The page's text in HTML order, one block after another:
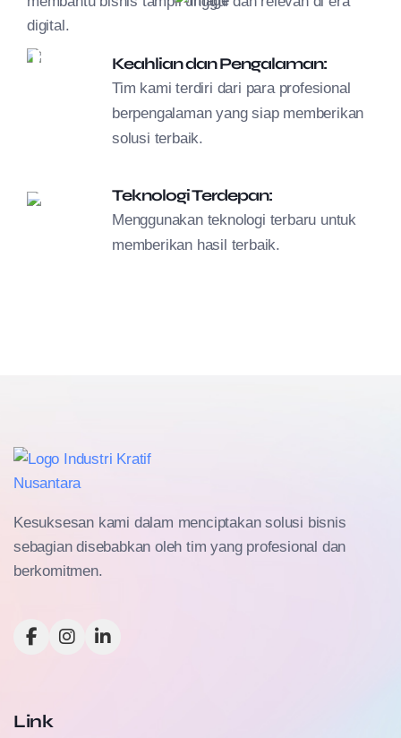
digital.
Keahlian dan Pengalaman:
Tim kami terdiri dari para profesional
berpengalaman yang siap memberikan
solusi terbaik.
Teknologi Terdepan:
Menggunakan teknologi terbaru untuk
memberikan hasil terbaik.
Kesuksesan kami dalam menciptakan solusi bisnis
sebagian disebabkan oleh tim yang profesional dan
berkomitmen.
Link